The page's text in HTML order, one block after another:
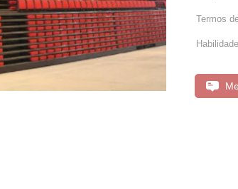
Termos